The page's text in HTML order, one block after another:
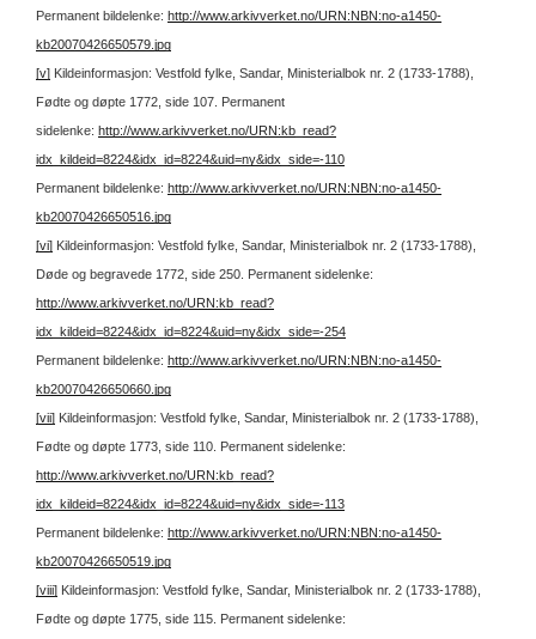
Permanent bildelenke: http://www.arkivverket.no/URN:NBN:no-a1450-
kb20070426650579.jpg
[v] Kildeinformasjon: Vestfold fylke, Sandar, Ministerialbok nr. 2 (1733-1788),
Fødte og døpte 1772, side 107. Permanent
sidelenke: http://www.arkivverket.no/URN:kb_read?
idx_kildeid=8224&idx_id=8224&uid=ny&idx_side=-110
Permanent bildelenke: http://www.arkivverket.no/URN:NBN:no-a1450-
kb20070426650516.jpg
[vi] Kildeinformasjon: Vestfold fylke, Sandar, Ministerialbok nr. 2 (1733-1788),
Døde og begravede 1772, side 250. Permanent sidelenke:
http://www.arkivverket.no/URN:kb_read?
idx_kildeid=8224&idx_id=8224&uid=ny&idx_side=-254
Permanent bildelenke: http://www.arkivverket.no/URN:NBN:no-a1450-
kb20070426650660.jpg
[vii] Kildeinformasjon: Vestfold fylke, Sandar, Ministerialbok nr. 2 (1733-1788),
Fødte og døpte 1773, side 110. Permanent sidelenke:
http://www.arkivverket.no/URN:kb_read?
idx_kildeid=8224&idx_id=8224&uid=ny&idx_side=-113
Permanent bildelenke: http://www.arkivverket.no/URN:NBN:no-a1450-
kb20070426650519.jpg
[viii] Kildeinformasjon: Vestfold fylke, Sandar, Ministerialbok nr. 2 (1733-1788),
Fødte og døpte 1775, side 115. Permanent sidelenke: